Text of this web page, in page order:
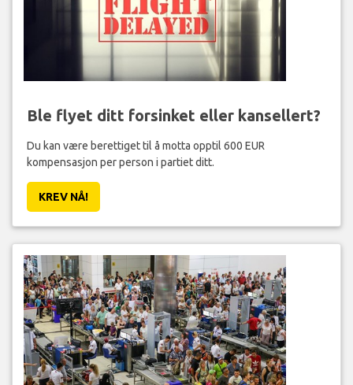
Ble flyet ditt forsinket eller kansellert?
Du kan være berettiget til å motta opptil 600 EUR
kompensasjon per person i partiet ditt.
KREV NÅ!